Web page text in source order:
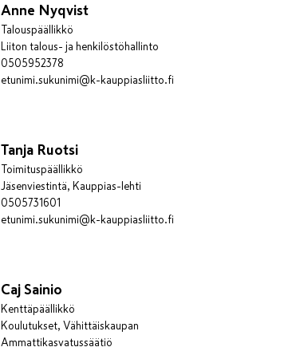
Anne Nyqvist
Talouspäällikkö
Liiton talous- ja henkilöstöhallinto
0505952378
etunimi.sukunimi@k-kauppiasliitto.fi
Tanja Ruotsi
Toimituspäällikkö
Jäsenviestintä, Kauppias-lehti
0505731601
etunimi.sukunimi@k-kauppiasliitto.fi
Caj Sainio
Kenttäpäällikkö
Koulutukset, Vähittäiskaupan
Ammattikasvatussäätiö